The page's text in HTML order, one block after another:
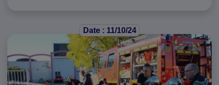
Date : 11/10/24